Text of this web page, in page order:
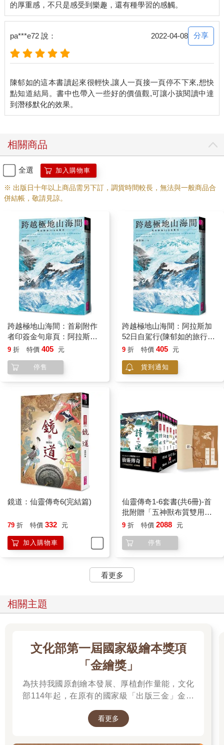
★
只見本來透明的長生石射出七彩光芒，像是細彩帶一般，在水中
浮動。同時，長生石上也顯露影像。
一條黑蛇在草叢中竄動，然後來到一個穿著古裝衣服的男子的腳
的刻痕，可是身軀強健有力，沒有老態。
媽媽此時跟希洋說，他就是大巫奎。……
「妳找到玉石，讓雙羊結合，阻止了四隻靈羊的怨念形成巨大的
黑暗力量，但是大巫奎沒有放棄，他一定會來找長生石的。妳的
任務就是要找出這件方尊，我們四人會在這守護長生石。」媽媽
說。
「我知道影像最後那個男人是誰，他十五年前已經死了，不過我
「太好了，至少現在有點線索。」媽媽露出期望的表情。
「我找到方尊的話怎麼辦？要打壞它嗎？」希洋問。
「不是，方尊只是他依附的物品，就算把實體打壞也沒用，最主
要的是他的邪惡巫法跟他的貪念要受到控制才行。巫比的靈獸──
智梟與夔龍，應該有足夠的法力對抗他。」媽媽又說：「好了，
妳差不多該回去了。」
希洋這才想到，她來到這裡已經一段時間了。
「不用擔心，這裡的時間、空間跟人世間不一樣，妳沒事的。」
媽媽說，同時對著其他三條海蛇招手，三條海蛇游了過來，再度
變成人形出現在希洋面前。
「希洋要回去了，」媽媽說：「我想，或許我們可以給她一些紀
念品。」
三位阿姨馬上領會媽媽的意思，各自在身上一拂，她們手上各自
出現一個扁扁圓圓的東西。
「這是我們身上的鱗片，妳拿著。」媽媽說。
希洋張開手掌，媽媽跟阿姨們各把一片鱗片放在她手上。
「每一片鱗片可以幫妳度過一個難關，可能不會馬上完成妳的願
望，但是會幫助妳。」媽媽慈愛的說。
「謝謝。我要怎麼使用這些鱗片？」希洋問。
「只要妳把它們放在胸口，想著妳的願望，上面的巫法會幫妳
的。」媽媽回答。
一回到家，希洋就迫不及待的把鱗片拿出來給侑銘看，同時也把
智梟和夔龍叫喚出來。
「這是什麼？」侑銘看著希洋手掌心上四個大約手指甲大小、圓
圓扁扁的白色東西，好奇的問。
「這是我媽媽跟我阿姨身上的鱗片。」希洋說。她眉飛色舞的把
看到媽媽跟長生石的經過說給他聽。
察覺妳離開過呢！」
「無縫接軌。」希洋得意的說：「原來我媽媽是巫師，我是巫師
「想不到真的有長生石。」夔龍沉吟著。
pa***e72 說： 2022-04-08 分享
陳郁如的這本書讀起來很輕快,讓人一頁接一頁停不下來,想快
點知道結局。書中也帶入一些好的價值觀,可讓小孩閱讀中達
相關商品
全選 加入購物車
※ 出版日十年以上商品需另下訂，調貨時間較長，無法與一般商品合
併結帳，敬請見諒。
跨越極地山海間：首刷附作
者印簽金句扉頁：阿拉斯加
52日自駕行(陳郁如的旅行風
9 折 特價 405 元
停售
跨越極地山海間：阿拉斯加
52日自駕行(陳郁如的旅行風
景3)
9 折 特價 405 元
貨到通知
鏡道：仙靈傳奇6(完結篇)
79 折 特價 332 元
加入購物車
仙靈傳奇1-6套書(共6冊)-首
批附贈「五神獸布質雙用收
納墊」：詩魂/詞靈/畫仙/陶
9 折 特價 2088 元
停售
看更多
相關主題
文化部第一屆國家級繪本獎項
「金繪獎」
為扶持我國原創繪本發展、厚植創作量能，文化
部114年起，在原有的國家級「出版三金」金鼎
促進台灣圖文出版的多元發展。獎項分為「特別
看更多